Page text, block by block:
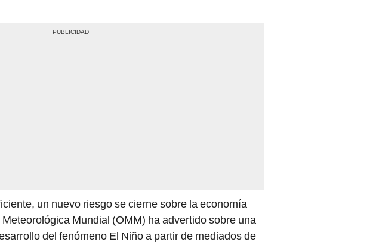
un nuevo riesgo se cierne sobre la economía
Mundial (OMM) ha advertido sobre una
del fenómeno El Niño a partir de mediados de